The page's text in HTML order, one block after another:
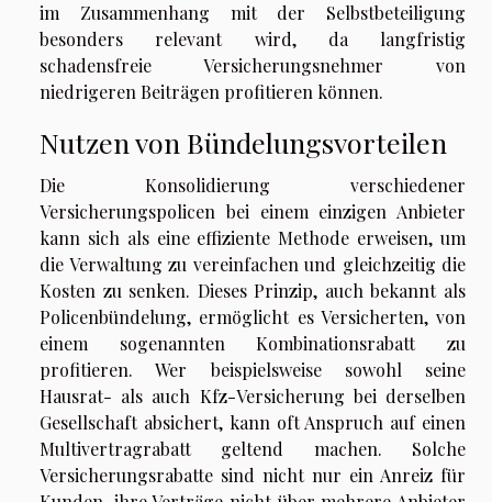
im Zusammenhang mit der Selbstbeteiligung
besonders relevant wird, da langfristig
schadensfreie Versicherungsnehmer von
niedrigeren Beiträgen profitieren können.
Nutzen von Bündelungsvorteilen
Die Konsolidierung verschiedener
Versicherungspolicen bei einem einzigen Anbieter
kann sich als eine effiziente Methode erweisen, um
die Verwaltung zu vereinfachen und gleichzeitig die
Kosten zu senken. Dieses Prinzip, auch bekannt als
Policenbündelung, ermöglicht es Versicherten, von
einem sogenannten Kombinationsrabatt zu
profitieren. Wer beispielsweise sowohl seine
Hausrat- als auch Kfz-Versicherung bei derselben
Gesellschaft absichert, kann oft Anspruch auf einen
Multivertragrabatt geltend machen. Solche
Versicherungsrabatte sind nicht nur ein Anreiz für